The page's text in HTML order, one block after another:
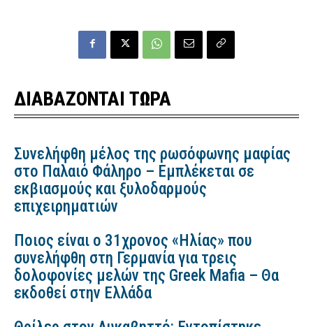
ΔΙΑΒΑΖΟΝΤΑΙ ΤΩΡΑ
Συνελήφθη μέλος της ρωσόφωνης μαφίας
στο Παλαιό Φάληρο – Εμπλέκεται σε
εκβιασμούς και ξυλοδαρμούς
επιχειρηματιών
Ποιος είναι ο 31χρονος «Ηλίας» που
συνελήφθη στη Γερμανία για τρεις
δολοφονίες μελών της Greek Mafia – Θα
εκδοθεί στην Ελλάδα